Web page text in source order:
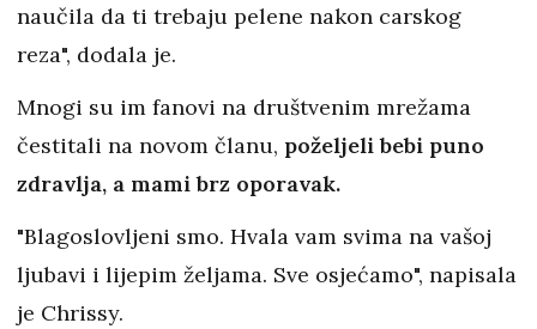
naučila da ti trebaju pelene nakon carskog
reza", dodala je.
Mnogi su im fanovi na društvenim mrežama
čestitali na novom članu, poželjeli bebi puno
zdravlja, a mami brz oporavak.
"Blagoslovljeni smo. Hvala vam svima na vašoj
ljubavi i lijepim željama. Sve osjećamo", napisala
je Chrissy.